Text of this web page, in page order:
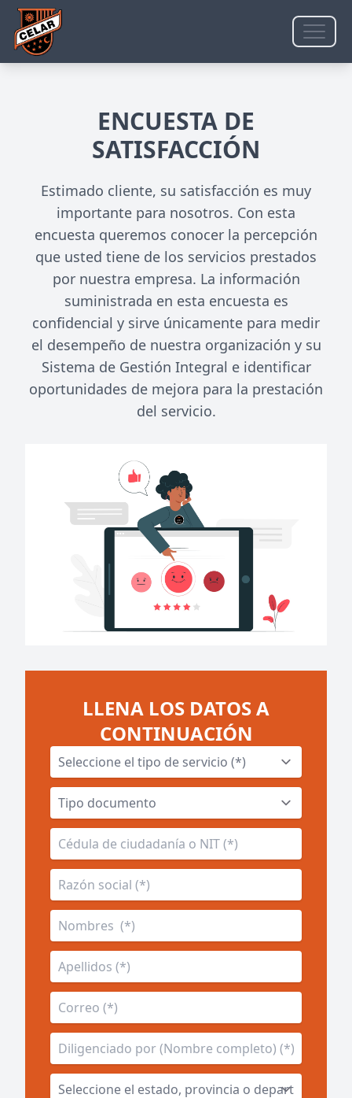
ENCUESTA DE
SATISFACCIÓN
Estimado cliente, su satisfacción es muy
importante para nosotros. Con esta
encuesta queremos conocer la percepción
que usted tiene de los servicios prestados
por nuestra empresa. La información
suministrada en esta encuesta es
confidencial y sirve únicamente para medir
el desempeño de nuestra organización y su
Sistema de Gestión Integral e identificar
oportunidades de mejora para la prestación
del servicio.
LLENA LOS DATOS A
CONTINUACIÓN